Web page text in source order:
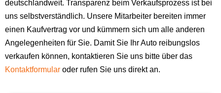
deutschlandweit. Transparenz beim Verkaufsprozess ist bei
uns selbstverständlich. Unsere Mitarbeiter bereiten immer
einen Kaufvertrag vor und kümmern sich um alle anderen
Angelegenheiten für Sie. Damit Sie Ihr Auto reibungslos
verkaufen können, kontaktieren Sie uns bitte über das
Kontaktformular oder rufen Sie uns direkt an.